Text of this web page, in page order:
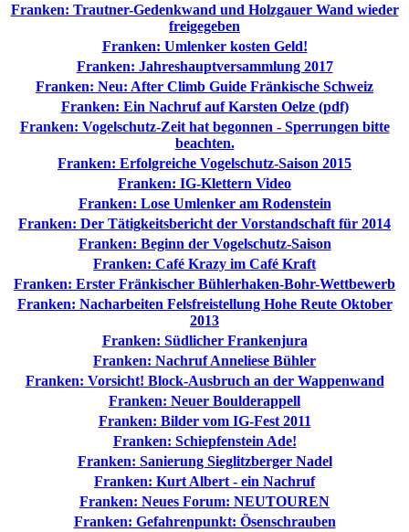
Franken: Trautner-Gedenkwand und Holzgauer Wand wieder
freigegeben
Franken: Umlenker kosten Geld!
Franken: Jahreshauptversammlung 2017
Franken: Neu: After Climb Guide Fränkische Schweiz
Franken: Ein Nachruf auf Karsten Oelze (pdf)
Franken: Vogelschutz-Zeit hat begonnen - Sperrungen bitte
beachten.
Franken: Erfolgreiche Vogelschutz-Saison 2015
Franken: IG-Klettern Video
Franken: Lose Umlenker am Rodenstein
Franken: Der Tätigkeitsbericht der Vorstandschaft für 2014
Franken: Beginn der Vogelschutz-Saison
Franken: Café Krazy im Café Kraft
Franken: Erster Fränkischer Bühlerhaken-Bohr-Wettbewerb
Franken: Nacharbeiten Felsfreistellung Hohe Reute Oktober
2013
Franken: Südlicher Frankenjura
Franken: Nachruf Anneliese Bühler
Franken: Vorsicht! Block-Ausbruch an der Wappenwand
Franken: Neuer Boulderappell
Franken: Bilder vom IG-Fest 2011
Franken: Schiepfenstein Ade!
Franken: Sanierung Sieglitzberger Nadel
Franken: Kurt Albert - ein Nachruf
Franken: Neues Forum: NEUTOUREN
Franken: Gefahrenpunkt: Ösenschrauben